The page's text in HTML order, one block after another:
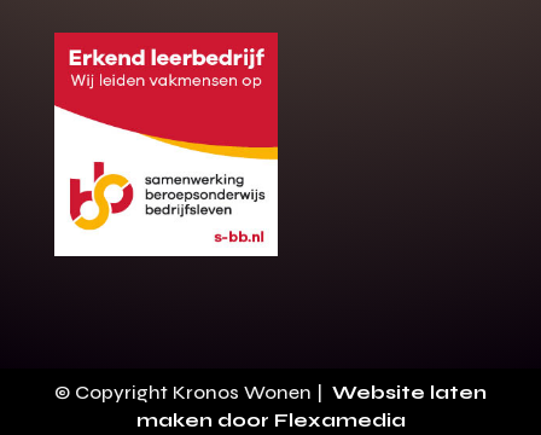
Gratis offerte
op maat?
Binnen 24 uur jouw gratis offerte
10 jaar garantie op de montage
100+ stoffen
© Copyright Kronos Wonen | Website laten
maken door Flexamedia